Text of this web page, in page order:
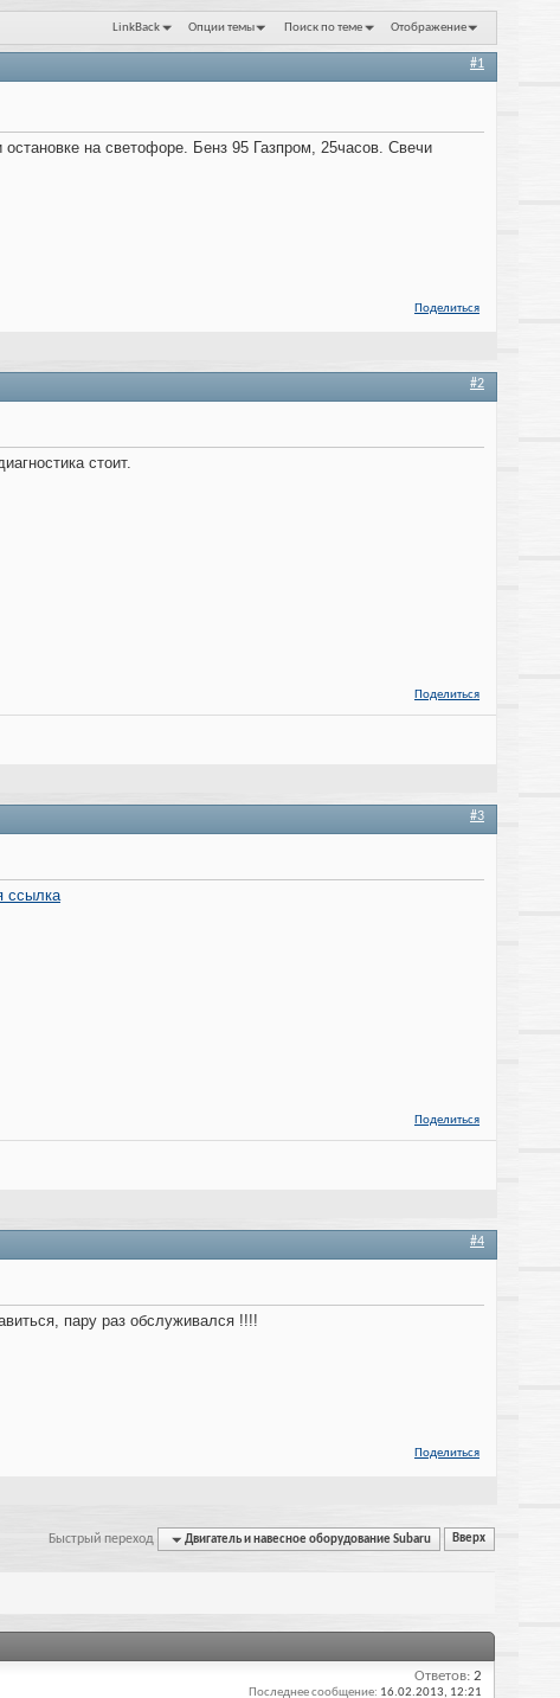
LinkBack Опции темы Поиск по теме Отображение
#1
остановке на светофоре. Бенз 95 Газпром, 25часов. Свечи
Поделиться
#2
стоит.
Поделиться
#3
ссылка
Поделиться
#4
пару раз обслуживался !!!!
Поделиться
Быстрый переход Двигатель и навесное оборудование Subaru Вверх
Ответов: 2
Последнее сообщение: 16.02.2013, 12:21